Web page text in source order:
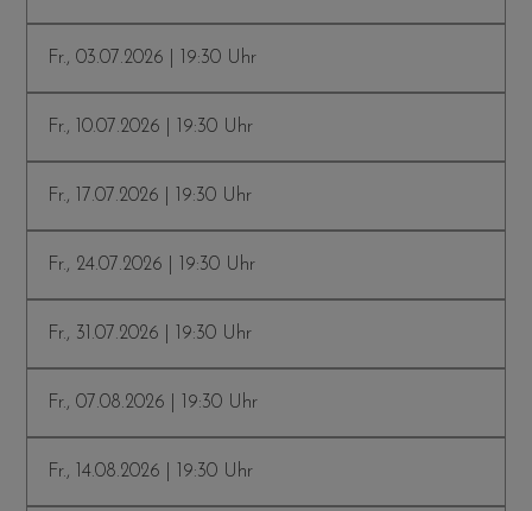
Fr., 03.07.2026 | 19:30 Uhr
Fr., 10.07.2026 | 19:30 Uhr
Fr., 17.07.2026 | 19:30 Uhr
Fr., 24.07.2026 | 19:30 Uhr
Fr., 31.07.2026 | 19:30 Uhr
Fr., 07.08.2026 | 19:30 Uhr
Fr., 14.08.2026 | 19:30 Uhr